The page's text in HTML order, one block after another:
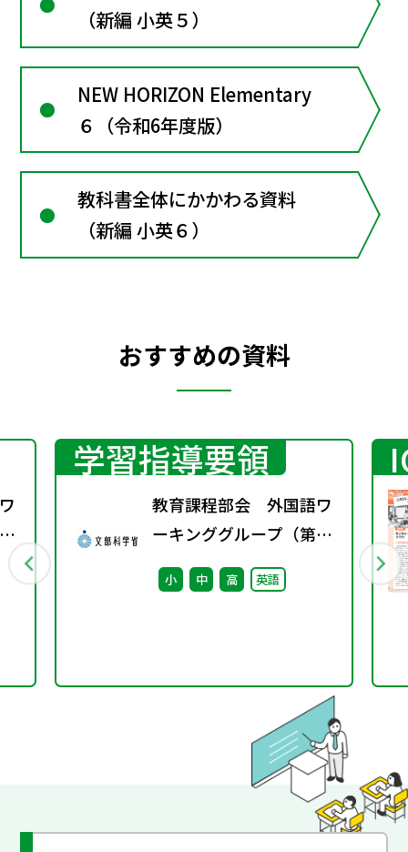
（新編 小英５）
NEW HORIZON Elementary
６（令和6年度版）
教科書全体にかかわる資料
（新編 小英６）
おすすめの資料
学習指導要領
教育課程部会 外国語ワ
ーキンググループ（第4
回） 配付資料
小 中 高 英語